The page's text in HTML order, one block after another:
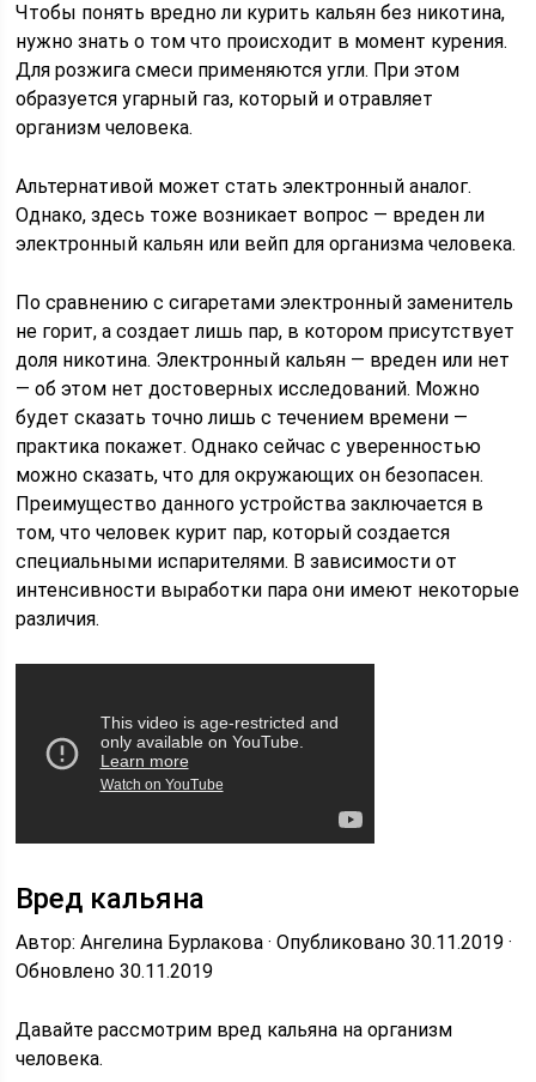
Чтобы понять вредно ли курить кальян без никотина,
нужно знать о том что происходит в момент курения.
Для розжига смеси применяются угли. При этом
образуется угарный газ, который и отравляет
организм человека.
Альтернативой может стать электронный аналог.
Однако, здесь тоже возникает вопрос — вреден ли
электронный кальян или вейп для организма человека.
По сравнению с сигаретами электронный заменитель
не горит, а создает лишь пар, в котором присутствует
доля никотина. Электронный кальян — вреден или нет
— об этом нет достоверных исследований. Можно
будет сказать точно лишь с течением времени —
практика покажет. Однако сейчас с уверенностью
можно сказать, что для окружающих он безопасен.
Преимущество данного устройства заключается в
том, что человек курит пар, который создается
специальными испарителями. В зависимости от
интенсивности выработки пара они имеют некоторые
различия.
Вред кальяна
Автор: Ангелина Бурлакова · Опубликовано 30.11.2019 ·
Обновлено 30.11.2019
Давайте рассмотрим вред кальяна на организм
человека.